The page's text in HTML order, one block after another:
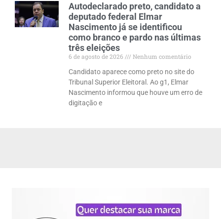
Autodeclarado preto, candidato a
deputado federal Elmar
Nascimento já se identificou
como branco e pardo nas últimas
três eleições
6 de agosto de 2026
Nenhum comentário
Candidato aparece como preto no site do
Tribunal Superior Eleitoral. Ao g1, Elmar
Nascimento informou que houve um erro de
digitação e